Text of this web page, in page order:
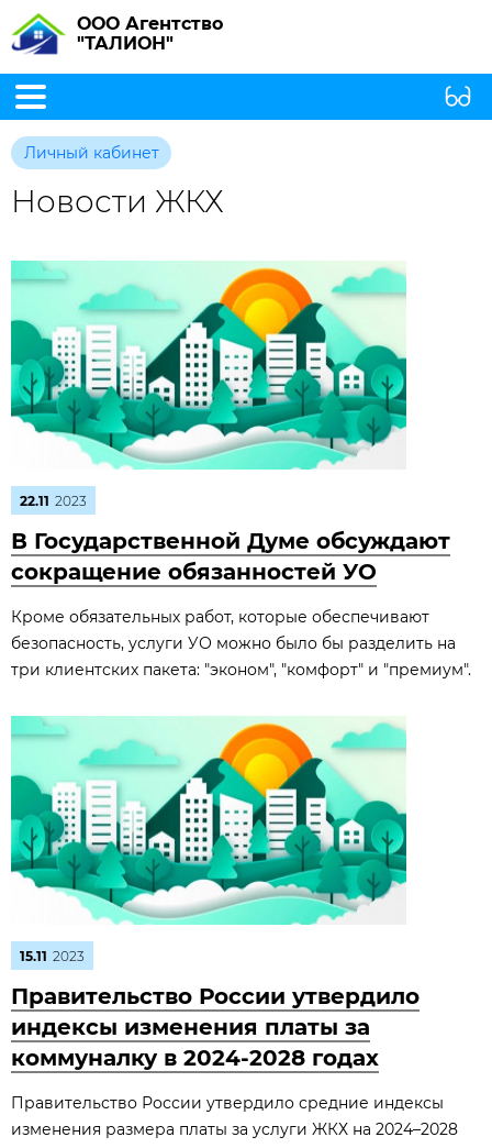
ООО Агентство
"ТАЛИОН"
Личный кабинет
Новости ЖКХ
22.11 2023
В Государственной Думе обсуждают
сокращение обязанностей УО
Кроме обязательных работ, которые обеспечивают
безопасность, услуги УО можно было бы разделить на
три клиентских пакета: "эконом", "комфорт" и "премиум".
15.11 2023
Правительство России утвердило
индексы изменения платы за
коммуналку в 2024-2028 годах
Правительство России утвердило средние индексы
изменения размера платы за услуги ЖКХ на 2024–2028